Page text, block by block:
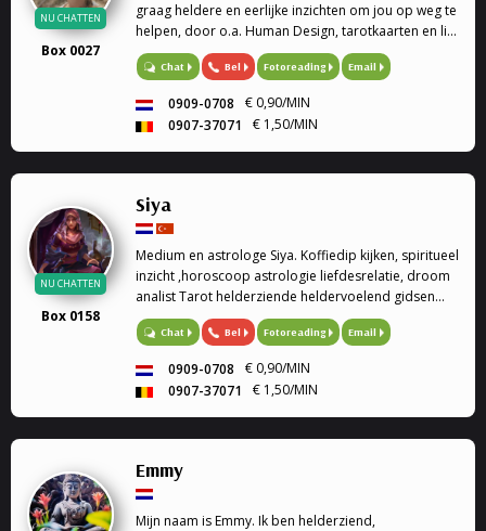
NU CHATTEN
Box 0027
graag heldere en eerlijke inzichten om jou op weg te
helpen, door o.a. Human Design, tarotkaarten en life
coaching.
Chat Bel Fotoreading Email
0909-0708
€ 0,90/MIN
0907-37071
€ 1,50/MIN
NU CHATTEN
Box 0158
Siya
Medium en astrologe Siya. Koffiedip kijken, spiritueel
inzicht ,horoscoop astrologie liefdesrelatie, droom
analist Tarot helderziende heldervoelend gidsen
relatie familie problemen en veel meer.
Chat Bel Fotoreading Email
0909-0708
€ 0,90/MIN
0907-37071
€ 1,50/MIN
Emmy
Mijn naam is Emmy. Ik ben helderziend,